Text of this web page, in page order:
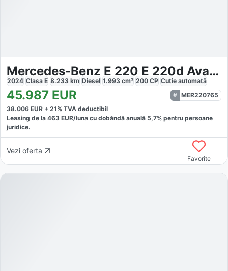
Mercedes-Benz E 220 E 220d Avantgarde
2024 Clasa E 8.233 km Diesel 1.993 cm³ 200 CP Cutie automată
45.987 EUR
MER220765
38.006 EUR + 21% TVA deductibil
Leasing de la 463 EUR/luna cu dobăndă anuală 5,7% pentru persoane
juridice.
Vezi oferta
Favorite